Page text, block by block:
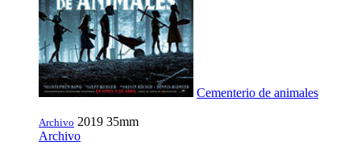
Cementerio de animales
Archivo 2019 35mm
Archivo